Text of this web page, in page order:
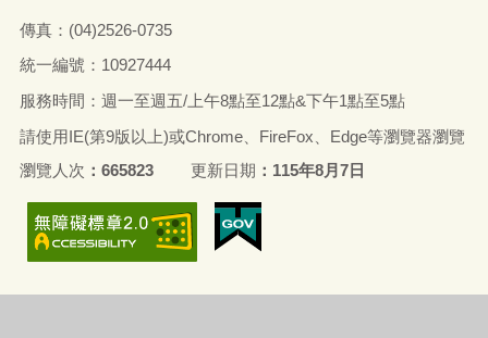
傳真：(04)2526-0735
統一編號：10927444
服務時間：週一至週五/上午8點至12點&下午1點至5點
請使用IE(第9版以上)或Chrome、FireFox、Edge等瀏覽器瀏覽
瀏覽人次
665823 更新日期 115年8月7日